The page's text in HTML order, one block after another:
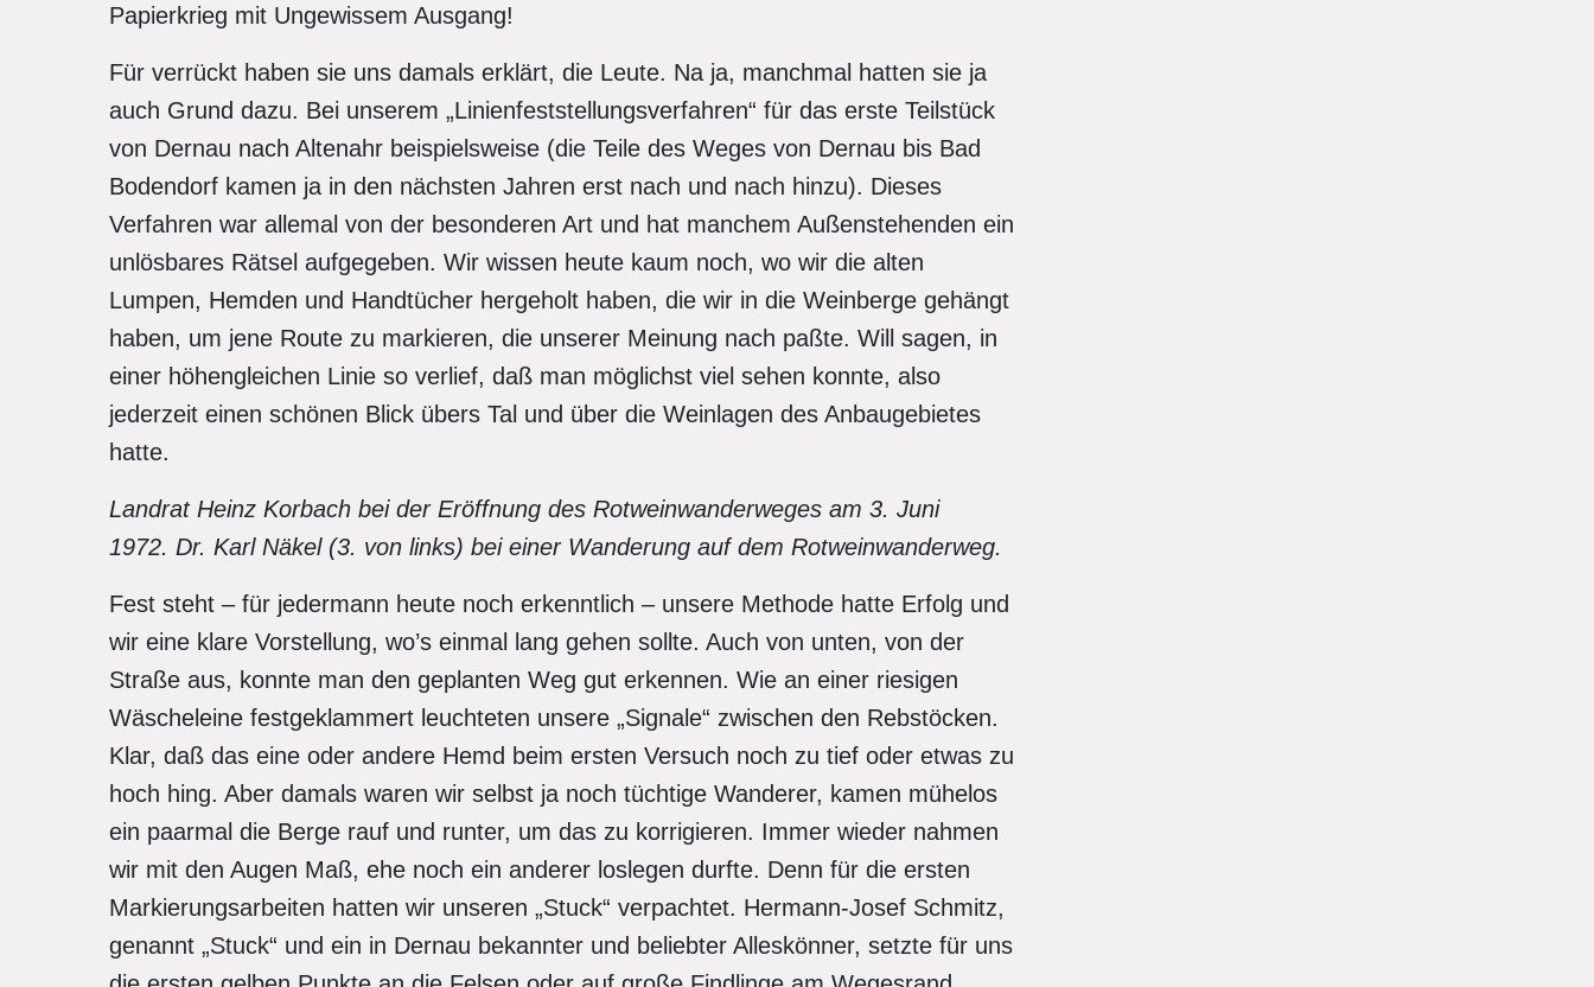
Papierkrieg mit Ungewissem Ausgang!
Für verrückt haben sie uns damals erklärt, die Leute. Na ja, manchmal hatten sie ja
auch Grund dazu. Bei unserem „Linienfeststellungsverfahren“ für das erste Teilstück
von Dernau nach Altenahr beispielsweise (die Teile des Weges von Dernau bis Bad
Bodendorf kamen ja in den nächsten Jahren erst nach und nach hinzu). Dieses
Verfahren war allemal von der besonderen Art und hat manchem Außenstehenden ein
unlösbares Rätsel aufgegeben. Wir wissen heute kaum noch, wo wir die alten
Lumpen, Hemden und Handtücher hergeholt haben, die wir in die Weinberge gehängt
haben, um jene Route zu markieren, die unserer Meinung nach paßte. Will sagen, in
einer höhengleichen Linie so verlief, daß man möglichst viel sehen konnte, also
jederzeit einen schönen Blick übers Tal und über die Weinlagen des Anbaugebietes
hatte.
Landrat Heinz Korbach bei der Eröffnung des Rotweinwanderweges am 3. Juni
1972. Dr. Karl Näkel (3. von links) bei einer Wanderung auf dem Rotweinwanderweg.
Fest steht – für jedermann heute noch erkenntlich – unsere Methode hatte Erfolg und
wir eine klare Vorstellung, wo’s einmal lang gehen sollte. Auch von unten, von der
Straße aus, konnte man den geplanten Weg gut erkennen. Wie an einer riesigen
Wäscheleine festgeklammert leuchteten unsere „Signale“ zwischen den Rebstöcken.
Klar, daß das eine oder andere Hemd beim ersten Versuch noch zu tief oder etwas zu
hoch hing. Aber damals waren wir selbst ja noch tüchtige Wanderer, kamen mühelos
ein paarmal die Berge rauf und runter, um das zu korrigieren. Immer wieder nahmen
wir mit den Augen Maß, ehe noch ein anderer loslegen durfte. Denn für die ersten
Markierungsarbeiten hatten wir unseren „Stuck“ verpachtet. Hermann-Josef Schmitz,
genannt „Stuck“ und ein in Dernau bekannter und beliebter Alleskönner, setzte für uns